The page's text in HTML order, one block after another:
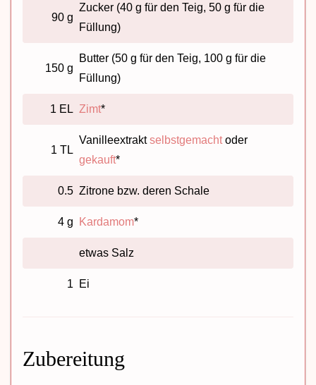
90 g
Zucker (40 g für den Teig, 50 g für die
Füllung)
150 g
Butter (50 g für den Teig, 100 g für die
Füllung)
1 EL Zimt*
1 TL
Vanilleextraktselbstgemachtoder
gekauft*
0.5 Zitrone bzw. deren Schale
4 g Kardamom*
etwas Salz
1 Ei
Zubereitung